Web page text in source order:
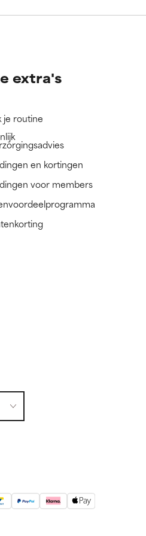
extra's
je routine
en kortingen
voor members